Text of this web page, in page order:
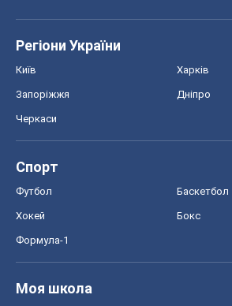
Регіони України
Київ Харків
Запоріжжя Дніпро
Черкаси
Спорт
Футбол Баскетбол
Хокей Бокс
Формула-1
Моя школа